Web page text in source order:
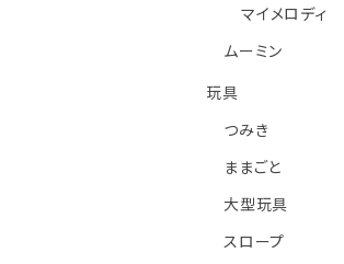
マイメロディ
ムーミン
玩具
つみき
ままごと
大型玩具
スロープ